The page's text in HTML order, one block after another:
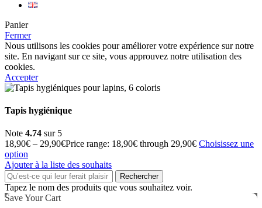
Panier
Fermer
Nous utilisons les cookies pour améliorer votre expérience sur notre
site. En navigant sur ce site, vous approuvez notre utilisation des
cookies.
Accepter
Tapis hygiénique
Note 4.74 sur 5
18,90€ – 29,90€Price range: 18,90€ through 29,90€ Choisissez une
option
Ajouter à la liste des souhaits
Rechercher
Tapez le nom des produits que vous souhaitez voir.
Save Your Cart